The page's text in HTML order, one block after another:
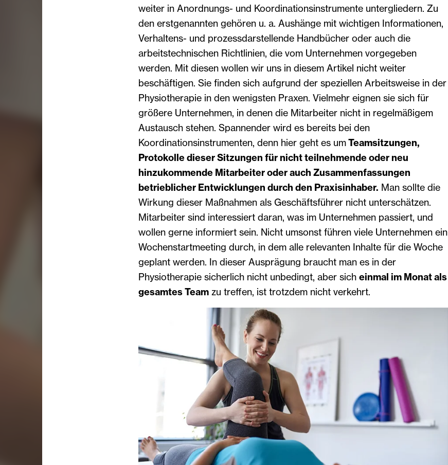
weiter in Anordnungs- und Koordinationsinstrumente untergliedern. Zu
den erstgenannten gehören u. a. Aushänge mit wichtigen Informationen,
Verhaltens- und prozessdarstellende Handbücher oder auch die
arbeitstechnischen Richtlinien, die vom Unternehmen vorgegeben
werden. Mit diesen wollen wir uns in diesem Artikel nicht weiter
beschäftigen. Sie finden sich aufgrund der speziellen Arbeitsweise in der
Physiotherapie in den wenigsten Praxen. Vielmehr eignen sie sich für
größere Unternehmen, in denen die Mitarbeiter nicht in regelmäßigem
Austausch stehen. Spannender wird es bereits bei den
Koordinationsinstrumenten, denn hier geht es umTeamsitzungen,
Protokolle dieser Sitzungen für nicht teilnehmende oder neu
hinzukommende Mitarbeiter oder auch Zusammenfassungen
betrieblicher Entwicklungen durch den Praxisinhaber. Man sollte die
Wirkung dieser Maßnahmen als Geschäftsführer nicht unterschätzen.
Mitarbeiter sind interessiert daran, was im Unternehmen passiert, und
wollen gerne informiert sein. Nicht umsonst führen viele Unternehmen ein
Wochenstartmeeting durch, in dem alle relevanten Inhalte für die Woche
geplant werden. In dieser Ausprägung braucht man es in der
Physiotherapie sicherlich nicht unbedingt, aber sich einmal im Monat als
gesamtes Teamzu treffen, ist trotzdem nicht verkehrt.